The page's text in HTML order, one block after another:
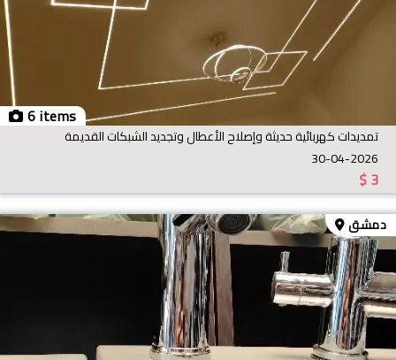
6 items
تمديدات كهربائية حديثة وإصلاح الأعطال وتجديد الشبكات القديمة
30-04-2026
$3
دمشق